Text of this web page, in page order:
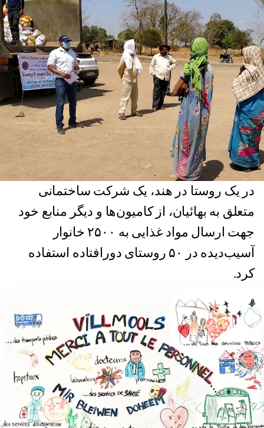
در یک روستا در هند، یک شرکت ساختمانی
متعلق به بهائیان، از کامیون‌ها و دیگر منابع خود
جهت ارسال مواد غذایی به ۲۵۰۰ خانوار
آسیب‌دیده در ۵۰ روستای دورافتاده استفاده
کرد.